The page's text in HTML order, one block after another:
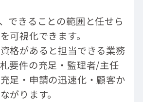
できることの範囲と任せら
可視化できます。
格があると担当できる業務
要件の充足・監理者/主任
足・申請の迅速化・顧客か
がります。